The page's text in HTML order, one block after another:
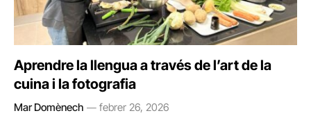
Aprendre la llengua a través de l’art de la
cuina i la fotografia
Mar Domènech febrer 26, 2026